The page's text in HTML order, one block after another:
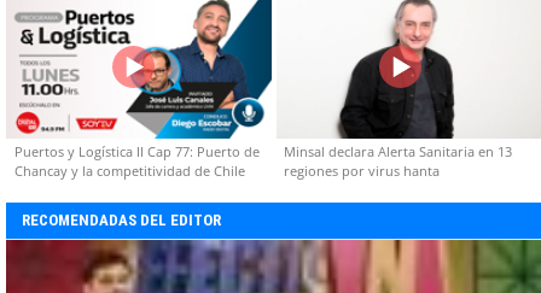
Puertos y Logística II Cap 77: Puerto de
Chancay y la competitividad de Chile
Minsal declara Alerta Sanitaria en 13
regiones por virus hanta
RECOMENDADAS DEL EDITOR